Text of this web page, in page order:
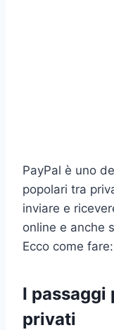
PayPal è uno
popolari tra
inviare e
online e anche
Ecco come fare:
I passaggi
privati